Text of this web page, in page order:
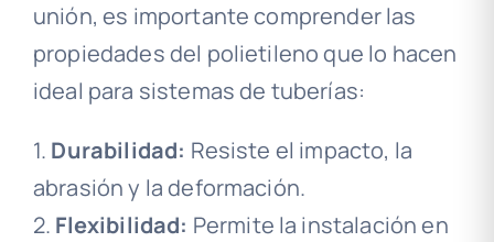
unión, es importante comprender las
propiedades del polietileno que lo hacen
ideal para sistemas de tuberías:
1. Durabilidad: Resiste el impacto, la
abrasión y la deformación.
2. Flexibilidad: Permite la instalación en